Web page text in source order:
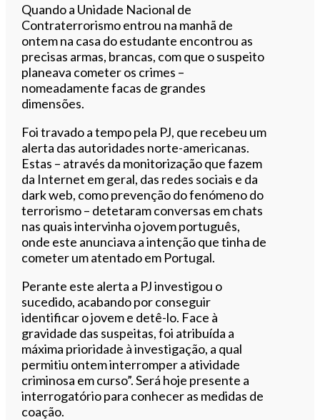
Quando a Unidade Nacional de
Contraterrorismo entrou na manhã de
ontem na casa do estudante encontrou as
precisas armas, brancas, com que o suspeito
planeava cometer os crimes –
nomeadamente facas de grandes
dimensões.
Foi travado a tempo pela PJ, que recebeu um
alerta das autoridades norte-americanas.
Estas – através da monitorização que fazem
da Internet em geral, das redes sociais e da
dark web, como prevenção do fenómeno do
terrorismo – detetaram conversas em chats
nas quais intervinha o jovem português,
onde este anunciava a intenção que tinha de
cometer um atentado em Portugal.
Perante este alerta a PJ investigou o
sucedido, acabando por conseguir
identificar o jovem e detê-lo. Face à
gravidade das suspeitas, foi atribuída a
máxima prioridade à investigação, a qual
permitiu ontem interromper a atividade
criminosa em curso”. Será hoje presente a
interrogatório para conhecer as medidas de
coação.